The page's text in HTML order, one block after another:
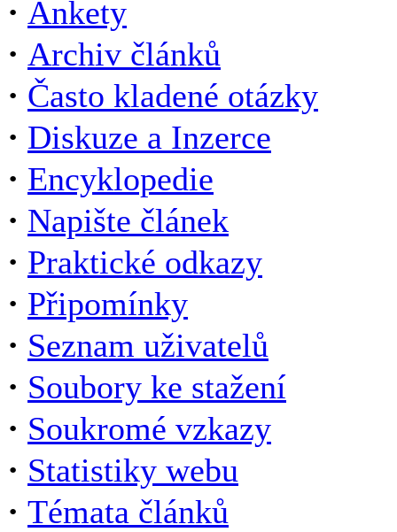
· Ankety
· Archiv článků
· Často kladené otázky
· Diskuze a Inzerce
· Encyklopedie
· Napište článek
· Praktické odkazy
· Připomínky
· Seznam uživatelů
· Soubory ke stažení
· Soukromé vzkazy
· Statistiky webu
· Témata článků